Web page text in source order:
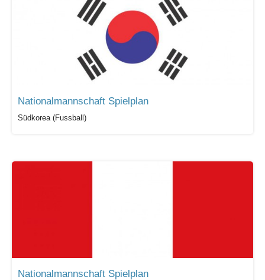
Nationalmannschaft Spielplan
Südkorea (Fussball)
Nationalmannschaft Spielplan